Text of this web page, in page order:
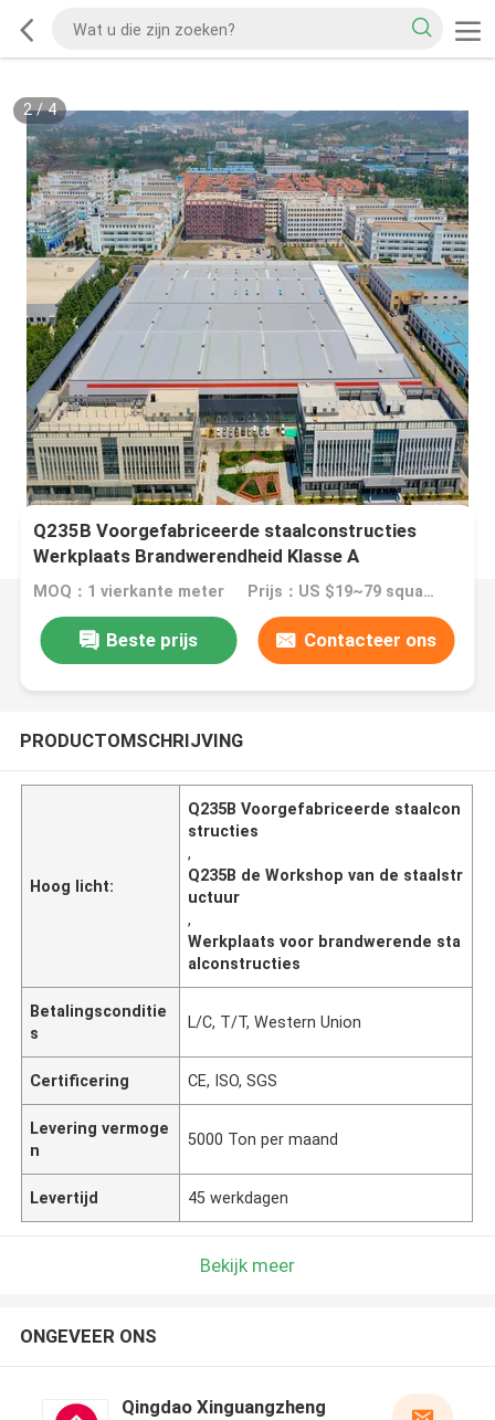
2/4
Q235B Voorgefabriceerde staalconstructies
Werkplaats Brandwerendheid Klasse A
MOQ：1 vierkante meter Prijs：US $19~79 square meter
Beste prijs Contacteer ons
PRODUCTOMSCHRIJVING
Hoog licht:
Q235B Voorgefabriceerde staalcon
structies
,
Q235B de Workshop van de staalstr
uctuur
,
Werkplaats voor brandwerende sta
alconstructies
Betalingsconditie
s
L/C, T/T, Western Union
Certificering CE, ISO, SGS
Levering vermoge
n
5000 Ton per maand
Levertijd 45 werkdagen
Bekijk meer
ONGEVEER ONS
Qingdao Xinguangzheng